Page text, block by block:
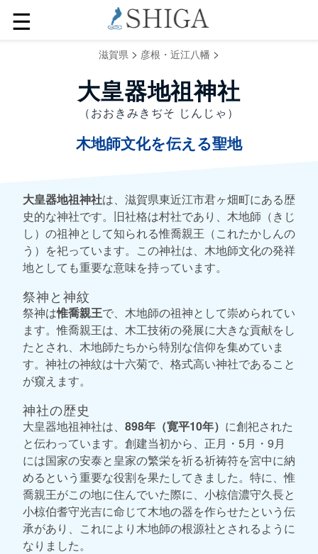
☰
滋賀県 > 彦根・近江八幡 >
大皇器地祖神社
（おおきみきぢそ じんじゃ）
木地師文化を伝える聖地
大皇器地祖神社は、滋賀県東近江市君ヶ畑町にある歴
史的な神社です。旧社格は村社であり、木地師（きじ
し）の祖神として知られる惟喬親王（これたかしんの
う）を祀っています。この神社は、木地師文化の発祥
地としても重要な意味を持っています。
祭神と神紋
祭神は惟喬親王で、木地師の祖神として崇められてい
ます。惟喬親王は、木工技術の発展に大きな貢献をし
たとされ、木地師たちから特別な信仰を集めていま
す。神社の神紋は十六菊で、格式高い神社であること
が窺えます。
神社の歴史
大皇器地祖神社は、 898年（寛平10年） に創祀された
と伝わっています。創建当初から、正月・5月・9月
には国家の安泰と皇家の繁栄を祈る祈祷符を宮中に納
めるという重要な役割を果たしてきました。特に、惟
喬親王がこの地に住んでいた際に、小椋信濃守久長と
小椋伯耆守光吉に命じて木地の器を作らせたという伝
承があり、これにより木地師の根源社とされるように
なりました。